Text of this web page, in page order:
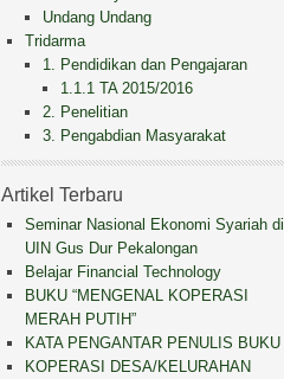
Undang Undang
Tridarma
1. Pendidikan dan Pengajaran
1.1.1 TA 2015/2016
2. Penelitian
3. Pengabdian Masyarakat
Artikel Terbaru
Seminar Nasional Ekonomi Syariah di
UIN Gus Dur Pekalongan
Belajar Financial Technology
BUKU “MENGENAL KOPERASI
MERAH PUTIH”
KATA PENGANTAR PENULIS BUKU
KOPERASI DESA/KELURAHAN